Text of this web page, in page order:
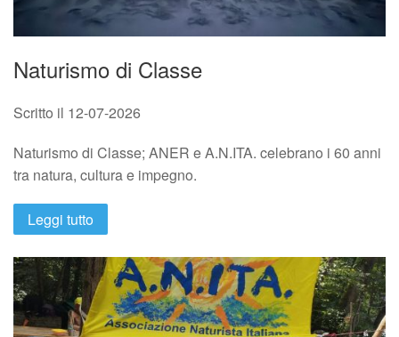
Naturismo di Classe
Scritto il 12-07-2026
Naturismo di Classe; ANER e A.N.ITA. celebrano i 60 anni
tra natura, cultura e impegno.
Leggi tutto